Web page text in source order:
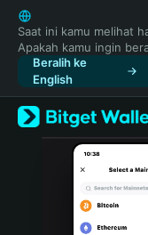
English
日本語
Tiếng Việt
Русский
Español
Türkçe
Italiano
Saat ini kamu melihat
Apakah kamu ingin
Beralih ke
English